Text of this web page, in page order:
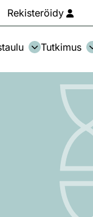
Rekisteröidy
Tutkimus